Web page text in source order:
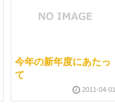
今年の新年度にあたっ
て
2011-04-01